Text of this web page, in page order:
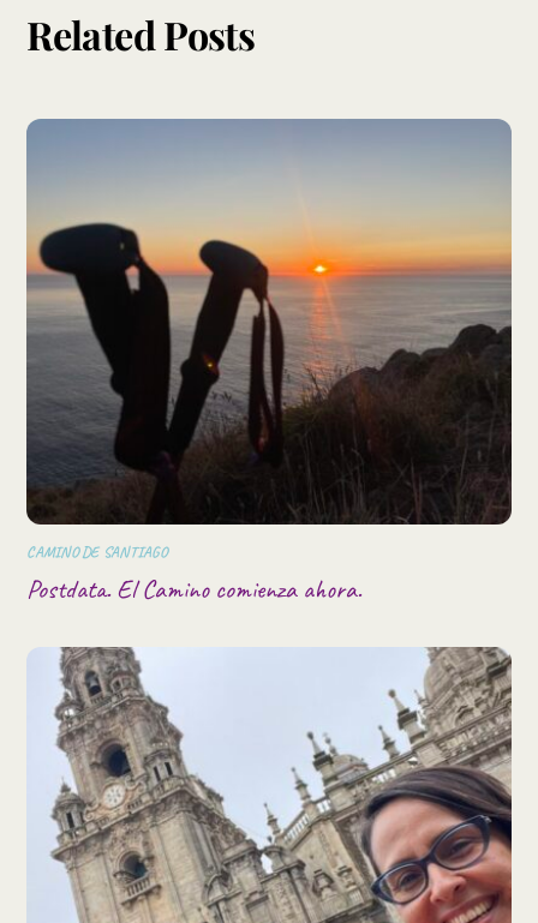
Related Posts
CAMINO DE SANTIAGO
Postdata. El Camino comienza ahora.